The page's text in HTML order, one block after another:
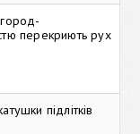
перекриють рух
підлітків